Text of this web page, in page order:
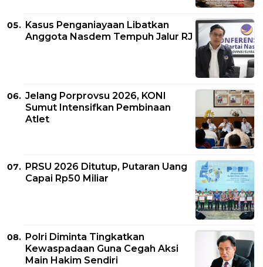
Kasus Penganiayaan Libatkan
Anggota Nasdem Tempuh Jalur RJ
Jelang Porprovsu 2026, KONI
Sumut Intensifkan Pembinaan
Atlet
PRSU 2026 Ditutup, Putaran Uang
Capai Rp50 Miliar
Polri Diminta Tingkatkan
Kewaspadaan Guna Cegah Aksi
Main Hakim Sendiri